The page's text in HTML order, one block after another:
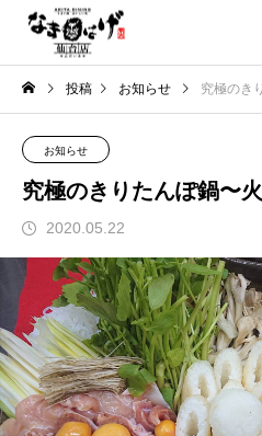
投稿 お知らせ 究極のき
お知らせ
究極のきりたんぽ鍋〜
2020.05.22